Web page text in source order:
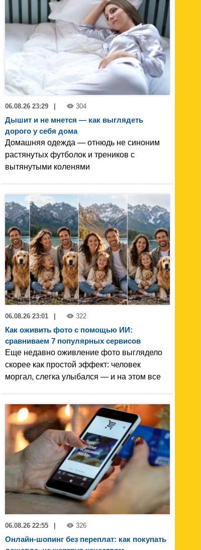
06.08.26 23:29 304
Дышит и не мнется — как выглядеть
дорого у себя дома
Домашняя одежда — отнюдь не синоним
растянутых футболок и треников с
вытянутыми коленями
06.08.26 23:01 | 322
Как оживить фото с помощью ИИ:
сравниваем 7 популярных сервисов
Еще недавно оживление фото выглядело
скорее как простой эффект: человек
моргал, слегка улыбался — и на этом все
06.08.26 22:55 326
Онлайн-шопинг без переплат: как покупать